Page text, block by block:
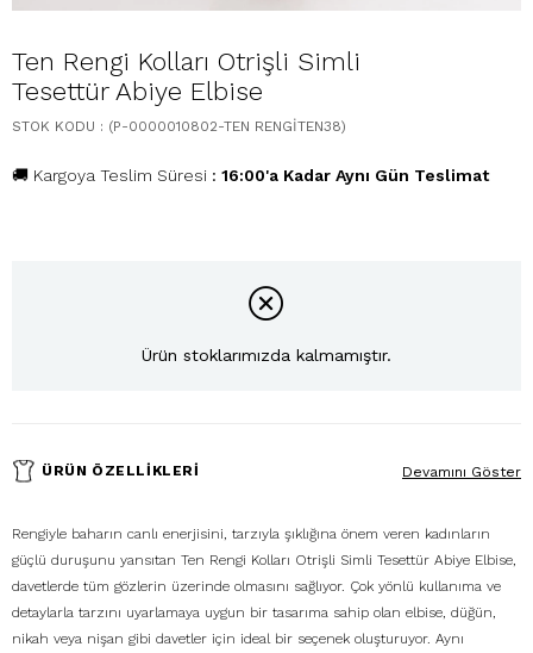
Ten Rengi Kolları Otrişli Simli
Tesettür Abiye Elbise
STOK KODU (P-0000010802-TEN RENGİTEN38)
🚚 Kargoya Teslim Süresi : 16:00'a Kadar Aynı Gün Teslimat
Ürün stoklarımızda kalmamıştır.
ÜRÜN ÖZELLIKLERI
Rengiyle baharın canlı enerjisini, tarzıyla şıklığına önem veren kadınların
güçlü duruşunu yansıtan Ten Rengi Kolları Otrişli Simli Tesettür Abiye Elbise,
davetlerde tüm gözlerin üzerinde olmasını sağlıyor. Çok yönlü kullanıma ve
detaylarla tarzını uyarlamaya uygun bir tasarıma sahip olan elbise, düğün,
nikah veya nişan gibi davetler için ideal bir seçenek oluşturuyor. Aynı
Devamını Göster